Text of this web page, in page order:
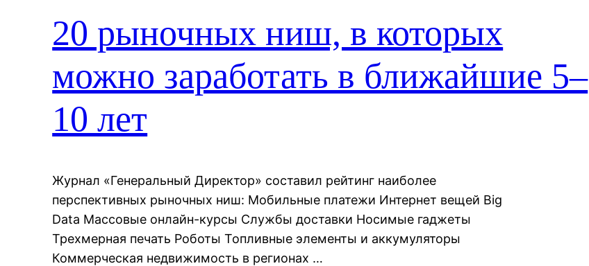
20 рыночных ниш, в которых
можно заработать в ближайшие 5–
10 лет
Журнал «Генеральный Директор» составил рейтинг наиболее
перспективных рыночных ниш: Мобильные платежи Интернет вещей Big
Data Массовые онлайн-курсы Службы доставки Носимые гаджеты
Трехмерная печать Роботы Топливные элементы и аккумуляторы
Коммерческая недвижимость в регионах …